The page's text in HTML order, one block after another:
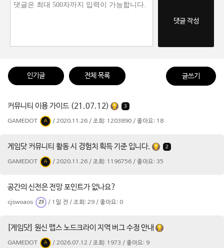
댓글 작성
인기글 전체 목록 글쓰기
커뮤니티 이용 가이드 (21.07.12) 3
GAMEDOT A / 2020.11.26 / 조회: 1203890 / 좋아요: 18
게임닷 커뮤니티 활동 시 경험치 획득 기준 입니다. 2
GAMEDOT A / 2020.11.26 / 조회: 1196756 / 좋아요: 35
공간의 신전은 전망 포인트가 없나요?
cjswoaos 23 / 1일 전 / 조회: 29 / 좋아요: 0
[게임닷] 원신 맵스 노드크라이 지역 버그 수정 안내
GAMEDOT A / 2026.07.12 / 조회: 1973 / 좋아요: 9